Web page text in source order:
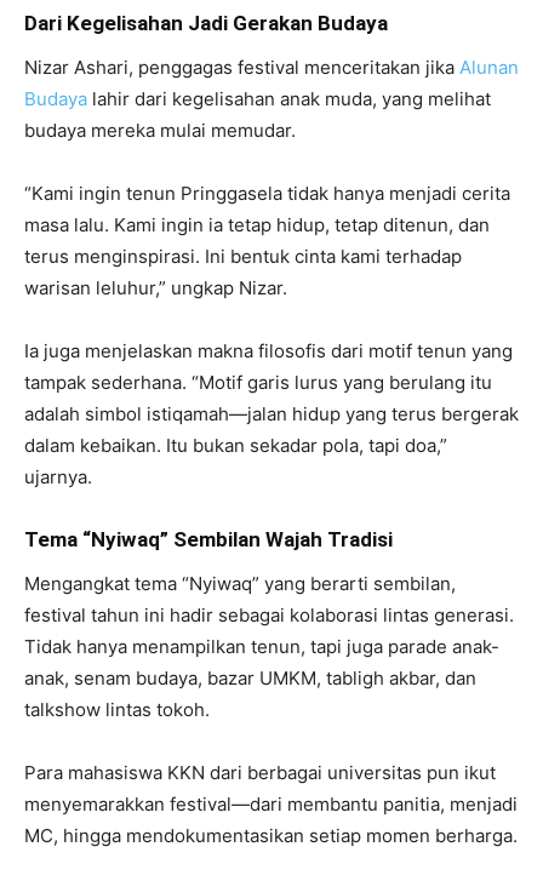
Dari Kegelisahan Jadi Gerakan Budaya
Nizar Ashari, penggagas festival menceritakan jika Alunan
Budaya lahir dari kegelisahan anak muda, yang melihat
budaya mereka mulai memudar.
“Kami ingin tenun Pringgasela tidak hanya menjadi cerita
masa lalu. Kami ingin ia tetap hidup, tetap ditenun, dan
terus menginspirasi. Ini bentuk cinta kami terhadap
warisan leluhur,” ungkap Nizar.
Ia juga menjelaskan makna filosofis dari motif tenun yang
tampak sederhana. “Motif garis lurus yang berulang itu
adalah simbol istiqamah—jalan hidup yang terus bergerak
dalam kebaikan. Itu bukan sekadar pola, tapi doa,”
ujarnya.
Tema “Nyiwaq” Sembilan Wajah Tradisi
Mengangkat tema “Nyiwaq” yang berarti sembilan,
festival tahun ini hadir sebagai kolaborasi lintas generasi.
Tidak hanya menampilkan tenun, tapi juga parade anak-
anak, senam budaya, bazar UMKM, tabligh akbar, dan
talkshow lintas tokoh.
Para mahasiswa KKN dari berbagai universitas pun ikut
menyemarakkan festival—dari membantu panitia, menjadi
MC, hingga mendokumentasikan setiap momen berharga.